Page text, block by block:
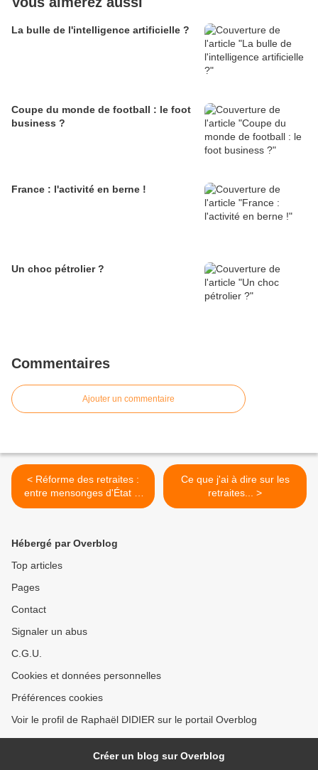
La bulle de l'intelligence artificielle ?
Coupe du monde de football : le foot
business ?
France : l'activité en berne !
Un choc pétrolier ?
Commentaires
Ajouter un commentaire
< Réforme des retraites :
entre mensonges d'État et
gros profits !
Ce que j'ai à dire sur les
retraites... >
Hébergé par Overblog
Top articles
Pages
Contact
Signaler un abus
C.G.U.
Cookies et données personnelles
Préférences cookies
Voir le profil de Raphaël DIDIER sur le portail Overblog
Créer un blog sur Overblog